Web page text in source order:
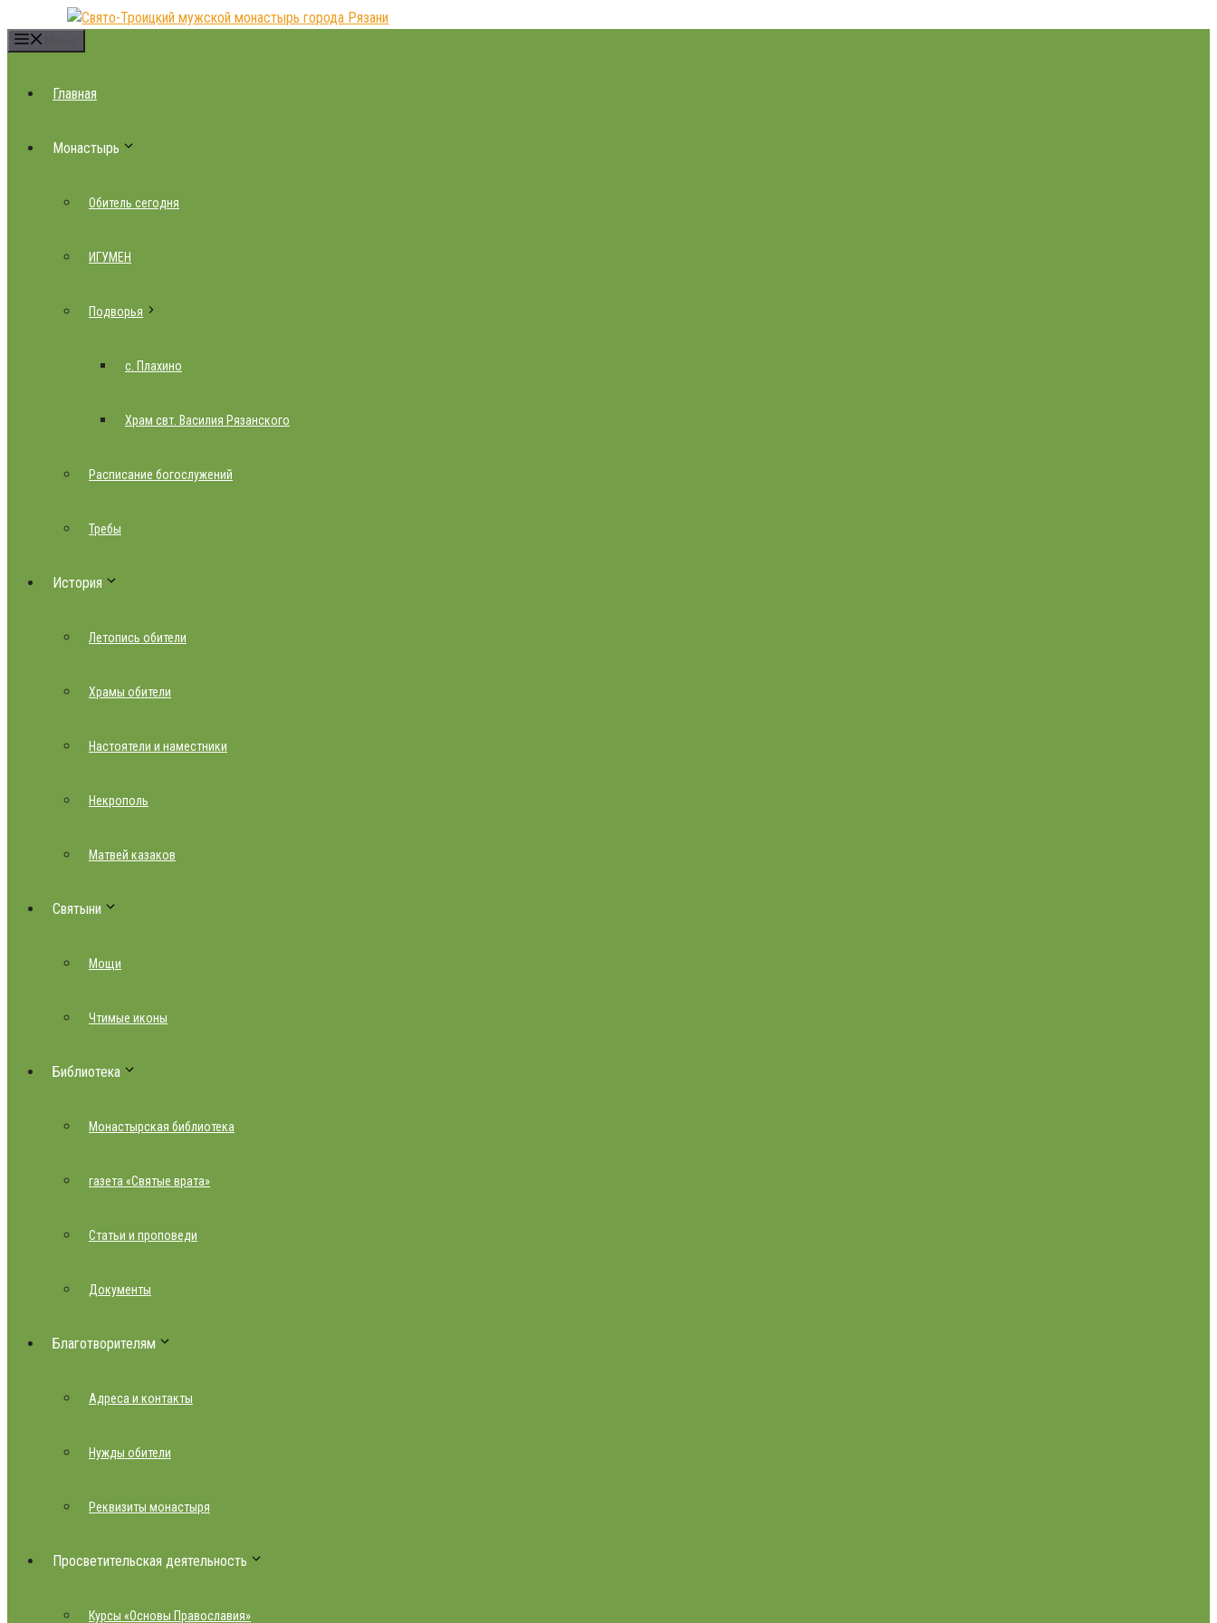
Главная
Монастырь
Обитель сегодня
ИГУМЕН
Подворья
с. Плахино
Храм свт. Василия Рязанского
Расписание богослужений
Требы
История
Летопись обители
Храмы обители
Настоятели и наместники
Некрополь
Матвей казаков
Святыни
Мощи
Чтимые иконы
Библиотека
Монастырская библиотека
газета «Святые врата»
Статьи и проповеди
Документы
Благотворителям
Адреса и контакты
Нужды обители
Реквизиты монастыря
Просветительская деятельность
Курсы «Основы Православия»